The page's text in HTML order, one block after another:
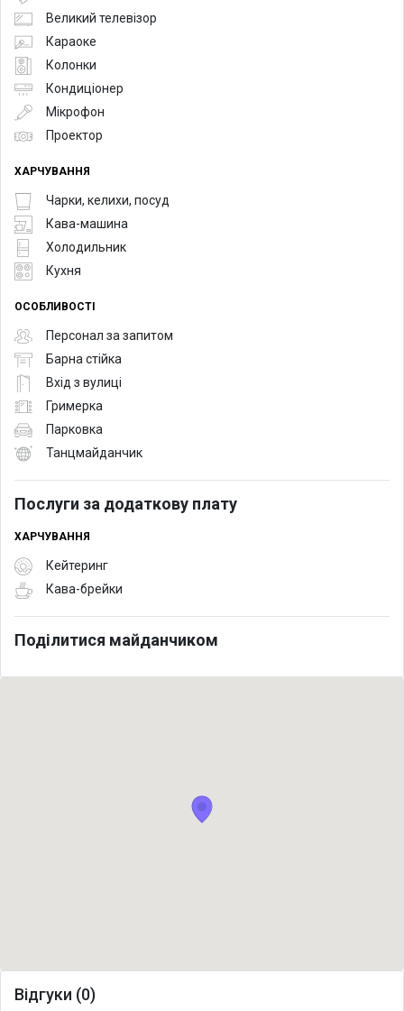
Великий телевізор
Караоке
Колонки
Кондиціонер
Мікрофон
Проектор
ХАРЧУВАННЯ
Чарки, келихи, посуд
Кава-машина
Холодильник
Кухня
ОСОБЛИВОСТІ
Персонал за запитом
Барна стійка
Вхід з вулиці
Гримерка
Парковка
Танцмайданчик
Послуги за додаткову плату
ХАРЧУВАННЯ
Кейтеринг
Кава-брейки
Поділитися майданчиком
Відгуки (0)